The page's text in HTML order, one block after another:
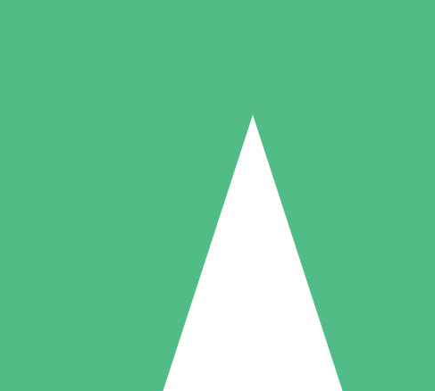
5 Descargas
15